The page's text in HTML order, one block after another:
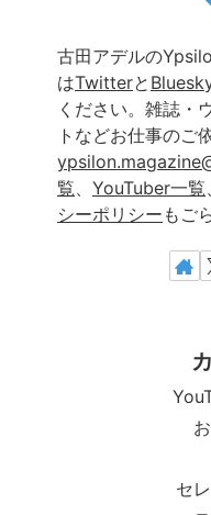
古田アデルの
はTwitterと
ください。雑誌・
トなどお仕事のご
覧、 YouTuber一覧、
シーポリシー もご
セ